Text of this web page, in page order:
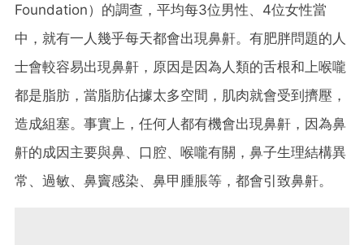
Foundation）的調查，平均每3位男性、4位女性當
中，就有一人幾乎每天都會出現鼻鼾。有肥胖問題的人
士會較容易出現鼻鼾，原因是因為人類的舌根和上喉嚨
都是脂肪，當脂肪佔據太多空間，肌肉就會受到擠壓，
造成組塞。事實上，任何人都有機會出現鼻鼾，因為鼻
鼾的成因主要與鼻、口腔、喉嚨有關，鼻子生理結構異
常、過敏、鼻竇感染、鼻甲腫脹等，都會引致鼻鼾。